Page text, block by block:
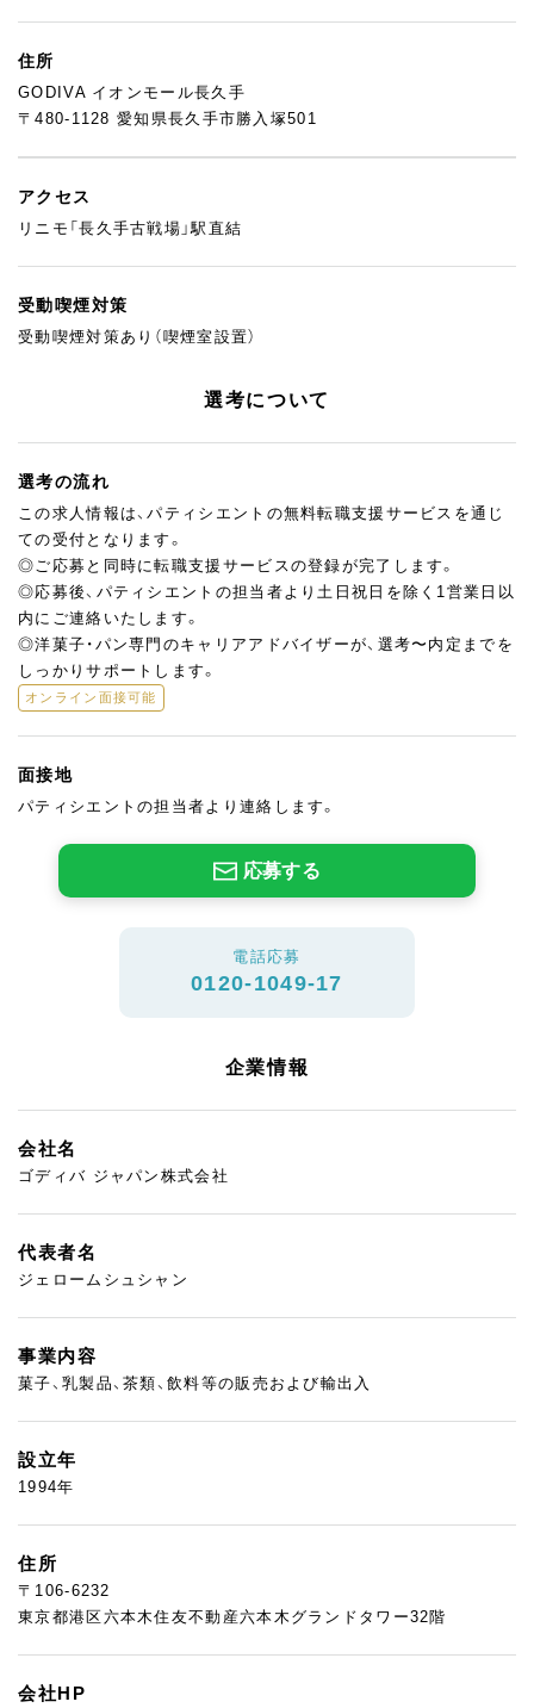
住所
GODIVA イオンモール長久手
〒480-1128 愛知県長久手市勝入塚501
アクセス
リニモ「長久手古戦場」駅直結
受動喫煙対策
受動喫煙対策あり（喫煙室設置）
選考について
選考の流れ
この求人情報は、パティシエントの無料転職支援サービスを通じ
ての受付となります。
◎ご応募と同時に転職支援サービスの登録が完了します。
◎応募後、パティシエントの担当者より土日祝日を除く1営業日以
内にご連絡いたします。
◎洋菓子・パン専門のキャリアアドバイザーが、選考〜内定までを
しっかりサポートします。
オンライン面接可能
面接地
パティシエントの担当者より連絡します。
応募する
電話応募
0120-1049-17
企業情報
会社名
ゴディバ ジャパン株式会社
代表者名
ジェロームシュシャン
事業内容
菓子、乳製品、茶類、飲料等の販売および輸出入
設立年
1994年
住所
〒106-6232
東京都港区六本木住友不動産六本木グランドタワー32階
会社HP